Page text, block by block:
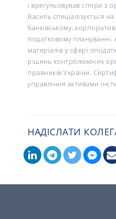
і врегульовував спори з
Василь спеціалізується
банківському,
податковому плануванні.
матеріалів у сфері
рішень контролюючих
правників України.
управління активами
НАДІСЛАТИ